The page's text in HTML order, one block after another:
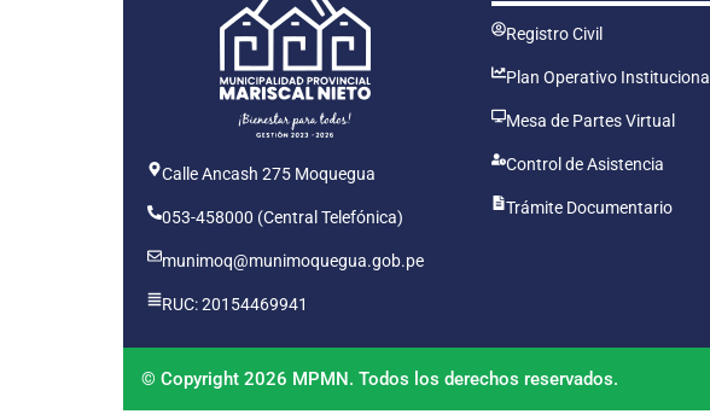
Calle Ancash 275 Moquegua
053-458000 (Central Telefónica)
munimoq@munimoquegua.gob.pe
RUC: 20154469941
Registro Civil
Plan Operativo Institucional
Mesa de Partes Virtual
Control de Asistencia
Trámite Documentario
© Copyright 2026 MPMN. Todos los derechos reservados.